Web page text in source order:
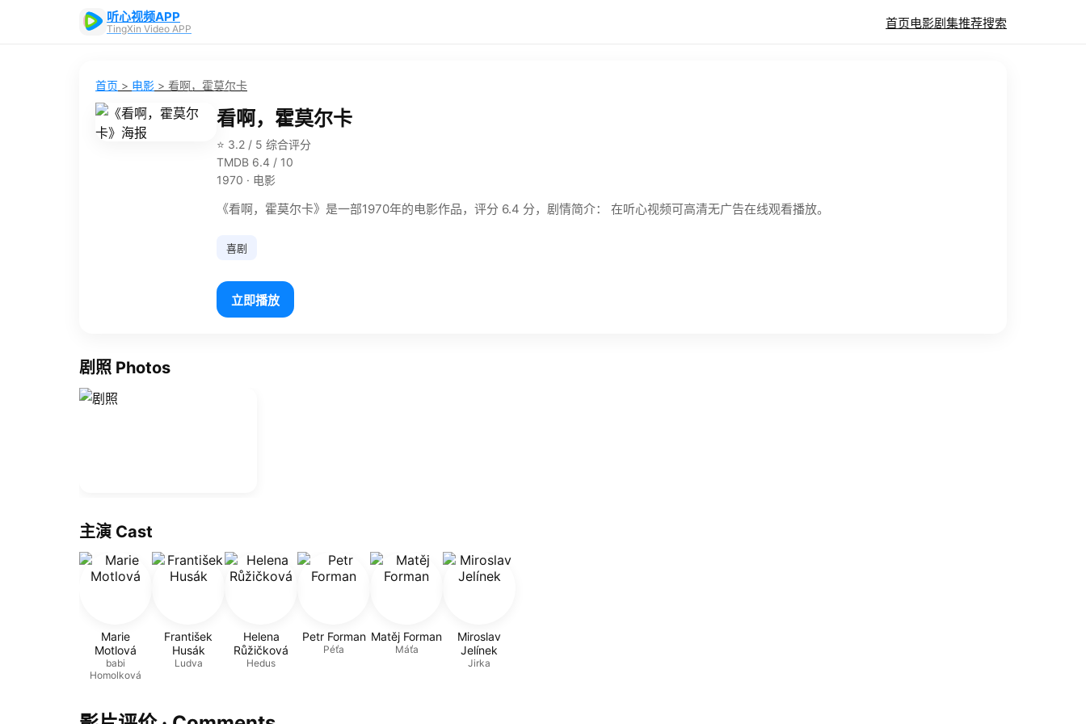
听心视频APP
TingXin Video APP 首页电影剧集推荐搜索
首页 > 电影 > 看啊，霍莫尔卡
看啊，霍莫尔卡
⭐ 3.2 / 5 综合评分
TMDB 6.4 / 10
1970 · 电影
《看啊，霍莫尔卡》是一部1970年的电影作品，评分 6.4 分，剧情简介： 在听心视频可高清无广告在线观看播放。
喜剧
立即播放
剧照 Photos
主演 Cast
Marie
Motlová
babi
Homolková
František
Husák
Ludva
Helena
Růžičková
Hedus
Petr Forman
Péťa
Matěj Forman
Máťa
Miroslav
Jelínek
Jirka